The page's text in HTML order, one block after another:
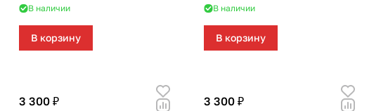
В наличии
В корзину
В наличии
В корзину
3 300 ₽ 3 300 ₽